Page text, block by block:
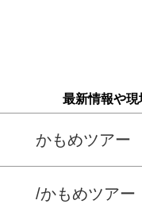
最新情報や現
かもめツア
/かもめツアー